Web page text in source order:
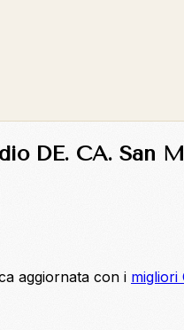
DE. CA. San
aggiornata con i migliori